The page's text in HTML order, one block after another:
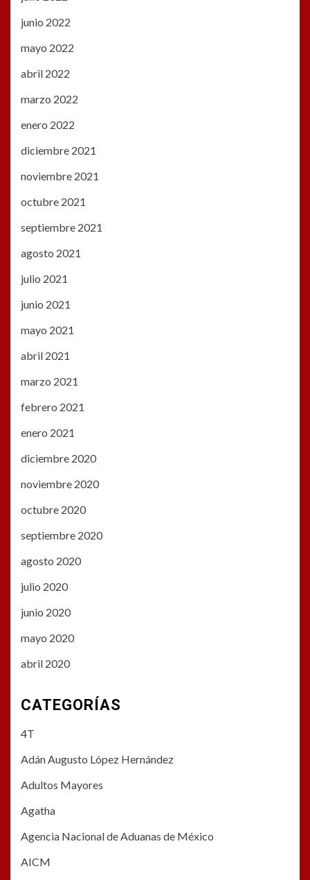
junio 2022
mayo 2022
abril 2022
marzo 2022
enero 2022
diciembre 2021
noviembre 2021
octubre 2021
septiembre 2021
agosto 2021
julio 2021
junio 2021
mayo 2021
abril 2021
marzo 2021
febrero 2021
enero 2021
diciembre 2020
noviembre 2020
octubre 2020
septiembre 2020
agosto 2020
julio 2020
junio 2020
mayo 2020
abril 2020
CATEGORÍAS
4T
Adán Augusto López Hernández
Adultos Mayores
Agatha
Agencia Nacional de Aduanas de México
AICM